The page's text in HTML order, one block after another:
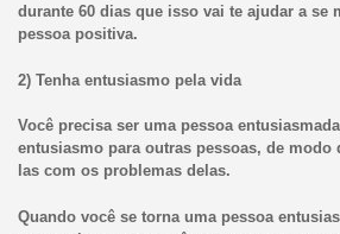
durante 60 dias que isso vai te ajudar a se
pessoa positiva.
2) Tenha entusiasmo pela vida
Você precisa ser uma pessoa
entusiasmo para outras pessoas, de modo
las com os problemas delas.
Quando você se torna uma pessoa